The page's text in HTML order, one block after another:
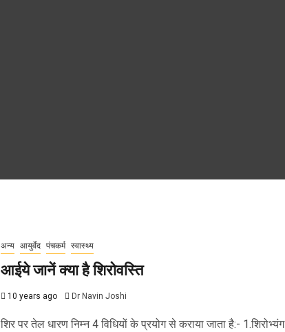
अन्य आयुर्वेद पंचकर्म स्वास्थ्य
आईये जानें क्या है शिरोवस्ति
10 years ago Dr Navin Joshi
शिर पर तेल धारण निम्न 4 विधियों के प्रयोग से कराया जाता है:- 1.शिरोभ्यंग